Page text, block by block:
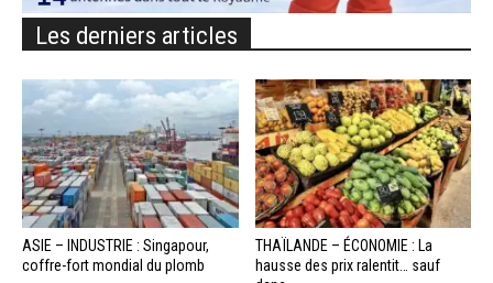
Les derniers articles
ASIE – INDUSTRIE : Singapour,
coffre-fort mondial du plomb
THAÏLANDE – ÉCONOMIE : La
hausse des prix ralentit… sauf